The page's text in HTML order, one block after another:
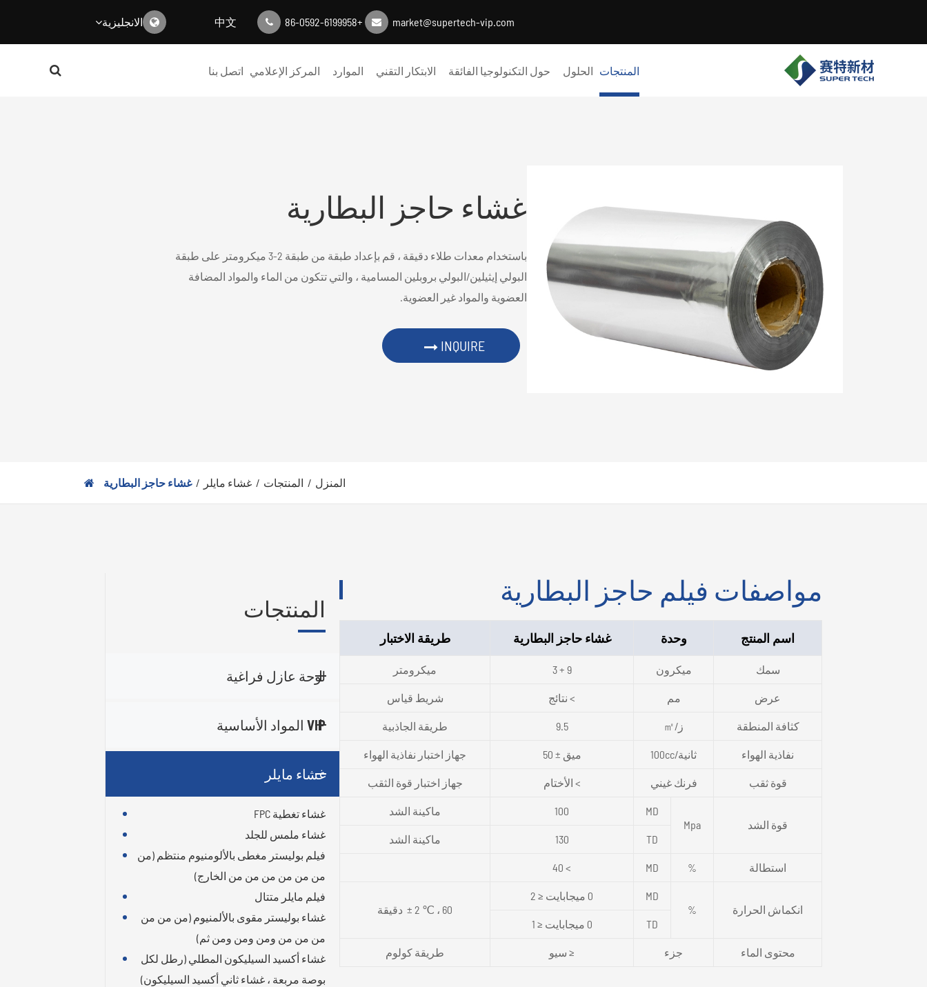
market@supertech-vip.com
+86-0592-6199958
中文 الانجليزية
المنتجات الحلول حول التكنولوجيا الفائقة الابتكار التقني الموارد المركز الإعلامي اتصل بنا
غشاء حاجز البطارية
باستخدام معدات طلاء دقيقة ، قم بإعداد طبقة من طبقة 2-3 ميكرومتر على طبقة
البولي إيثيلين/البولي بروبلين المسامية ، والتي تتكون من الماء والمواد المضافة
العضوية والمواد غير العضوية.
INQUIRE
المنزل المنتجات غشاء مايلر غشاء حاجز البطارية
مواصفات فيلم حاجز البطارية
اسم المنتج وحدة غشاء حاجز البطارية طريقة الاختبار
سمك ميكرون 9 + 3 ميكرومتر
عرض مم > نتائج شريط قياس
كثافة المنطقة ز/㎡ 9.5 طريقة الجاذبية
نفاذية الهواء ثانية/100cc ميق ± 50 جهاز اختبار نفاذية الهواء
قوة ثقب فرنك غيني > الأختام جهاز اختبار قوة الثقب
قوة الشد Mpa
MD
100 ماكينة الشد
TD
130 ماكينة الشد
استطالة %
MD
> 40
انكماش الحرارة %
MD
0 ميجابايت ≤ 2
‎ ± 2 ℃ ، 60 دقيقة
TD
0 ميجابايت ≤ 1
محتوى الماء جزء ≤ سيو طريقة كولوم
المنتجات
لوحة عازل فراغية
VIP المواد الأساسية
غشاء مايلر
غشاء تغطية FPC
غشاء ملمس للجلد
فيلم بوليستر مغطى بالألومنيوم منتظم (من
من من من من من من الخارج)
فيلم مايلر متتال
غشاء بوليستر مقوى بالألمنيوم (من من من
من من من ومن ومن ومن ثم)
غشاء أكسيد السيليكون المطلي (رطل لكل
بوصة مربعة ، غشاء ثاني أكسيد السيليكون)